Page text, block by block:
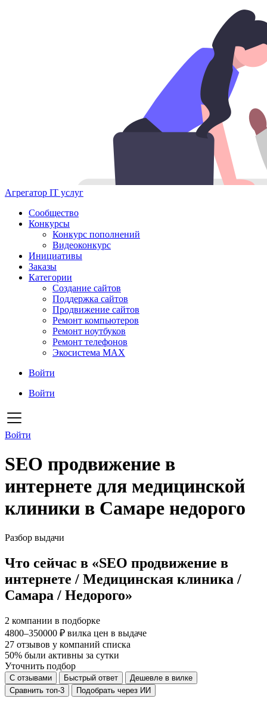
Агрегатор IT услуг
Сообщество
Конкурсы
Конкурс пополнений
Видеоконкурс
Инициативы
Заказы
Категории
Создание сайтов
Поддержка сайтов
Продвижение сайтов
Ремонт компьютеров
Ремонт ноутбуков
Ремонт телефонов
Экосистема MAX
Войти
Войти
Войти
SEO продвижение в
интернете для медицинской
клиники в Самаре недорого
Разбор выдачи
Что сейчас в «SEO продвижение в
интернете / Медицинская клиника /
Самара / Недорого»
2 компании в подборке
4800–350000 ₽ вилка цен в выдаче
27 отзывов у компаний списка
50% были активны за сутки
Уточнить подбор
С отзывами Быстрый ответ
Дешевле в вилке
Сравнить топ-3
Подобрать через ИИ